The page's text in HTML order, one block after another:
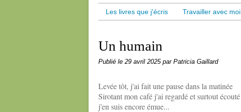
Les livres que j'écris Travailler avec
Un humain
Publié le 29 avril 2025 par Patricia Gaillard
Levée tôt, j'ai fait une pause dans la matinée
Sirotant mon café j'ai regardé et surtout
j'en suis encore émue...